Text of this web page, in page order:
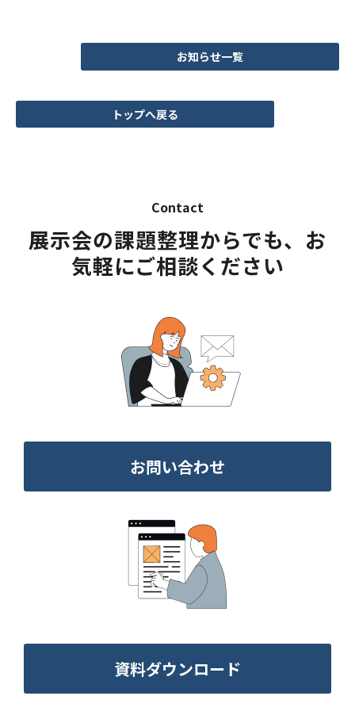
お知らせ一覧
トップへ戻る
Contact
展示会の課題整理からでも、お
気軽にご相談ください
お問い合わせ
資料ダウンロード